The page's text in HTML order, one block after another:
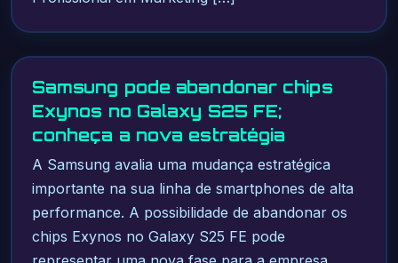
Samsung pode abandonar chips
Exynos no Galaxy S25 FE;
conheça a nova estratégia
A Samsung avalia uma mudança estratégica
importante na sua linha de smartphones de alta
performance. A possibilidade de abandonar os
chips Exynos no Galaxy S25 FE pode